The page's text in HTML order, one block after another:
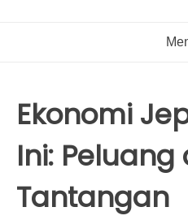
Ekonomi
Ini: Peluang
Tantangan